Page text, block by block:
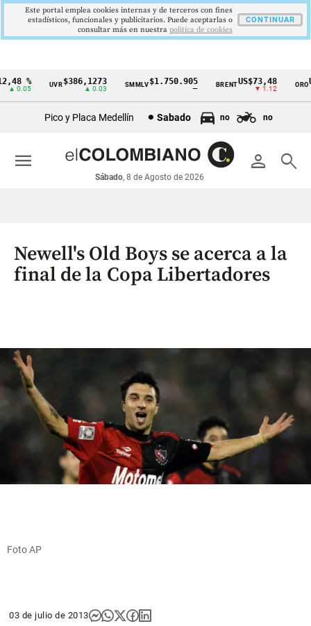
Cintillo
económicos
Colombia
%
0.05
UVR$386,1273
▲ 0.03
SMMLV$1.750.905 BRENTUS$73,48
▼ 1.12
ORO
Pico y Placa Medellín Sabado no no
person search
Sábado, 8 de Agosto de 2026
menu
Newell's Old Boys se acerca a la
final de la Copa Libertadores
Foto AP
03 de julio de 2013
Este portal emplea cookies internas y de terceros con fines
estadísticos, funcionales y publicitarios. Puede aceptarlas o
consultar más en nuestra politica de cookies
CONTINUAR